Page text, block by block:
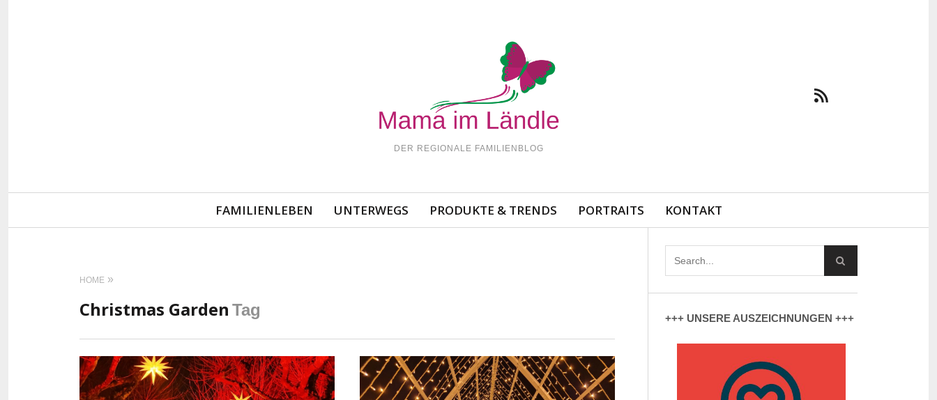
DER REGIONALE FAMILIENBLOG
Navigation
FAMILIENLEBEN UNTERWEGS PRODUKTE & TRENDS PORTRAITS KONTAKT
HOME
Christmas Garden Tag +++ UNSERE AUSZEICHNUNGEN +++